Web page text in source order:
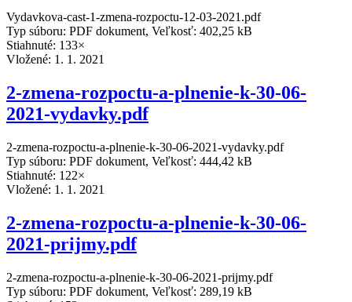
Vydavkova-cast-1-zmena-rozpoctu-12-03-2021.pdf
Typ súboru: PDF dokument, Veľkosť: 402,25 kB
Stiahnuté: 133×
Vložené: 1. 1. 2021
2-zmena-rozpoctu-a-plnenie-k-30-06-
2021-vydavky.pdf
2-zmena-rozpoctu-a-plnenie-k-30-06-2021-vydavky.pdf
Typ súboru: PDF dokument, Veľkosť: 444,42 kB
Stiahnuté: 122×
Vložené: 1. 1. 2021
2-zmena-rozpoctu-a-plnenie-k-30-06-
2021-prijmy.pdf
2-zmena-rozpoctu-a-plnenie-k-30-06-2021-prijmy.pdf
Typ súboru: PDF dokument, Veľkosť: 289,19 kB